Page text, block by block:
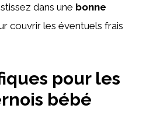
dans une bonne
couvrir les éventuels frais
pour les
bébé